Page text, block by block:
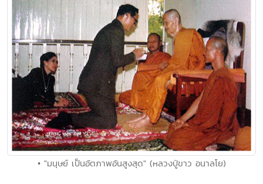
• "มนุษย์ เป็นอัตภาพอันสูงสุด" (หลวงปู่ขาว อนาลโย)